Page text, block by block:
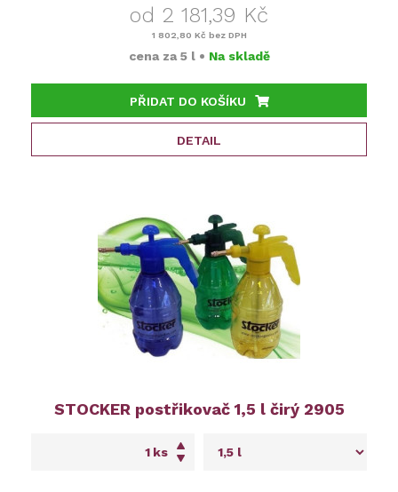
od 2 181,39 Kč
1 802,80 Kč bez DPH
cena za 5 l • Na skladě
PŘIDAT DO KOŠÍKU
DETAIL
STOCKER postřikovač 1,5 l čirý 2905
ks